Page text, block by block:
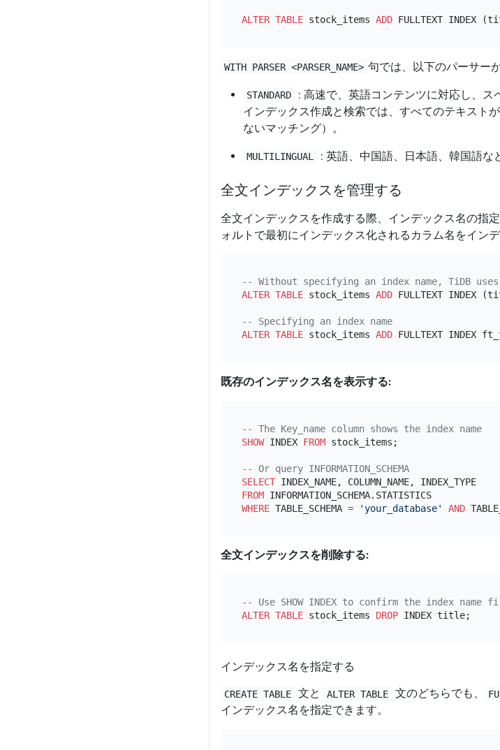
ALTER TABLE stock_items ADD FULLTEXT INDEX
WITH PARSER <PARSER_NAME> 句では、以下のパーサー
STANDARD
: 高速で、英語コンテンツに対応し、ス
インデックス作成と検索では、すべてのテキスト
ないマッチング）。
MULTILINGUAL : 英語、中国語、日本語、韓国語な
全文インデックスを管理する
全文インデックスを作成する際、インデックス名の指
ォルトで最初にインデックス化されるカラム名をイン
-- Without specifying an index name, TiDB
ALTER TABLE stock_items ADD FULLTEXT INDEX
-- Specifying an index name
ALTER TABLE stock_items ADD FULLTEXT
既存のインデックス名を表示する:
-- The Key_name column shows the index name
SHOW INDEX FROM stock_items;
-- Or query INFORMATION_SCHEMA
SELECT
INDEX_NAME, COLUMN_NAME, INDEX_TYPE
FROM
INFORMATION_SCHEMA.STATISTICS
WHERE TABLE_SCHEMA = 'your_database' AND
全文インデックスを削除する:
-- Use SHOW INDEX to confirm the index name
ALTER TABLE stock_items DROP
インデックス名を指定する
CREATE TABLE 文と ALTER TABLE 文のどちらでも、
インデックス名を指定できます。